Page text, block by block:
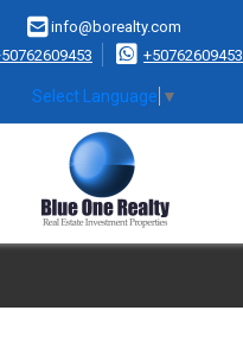
info@borealty.com
+50762609453
Select Language ▼